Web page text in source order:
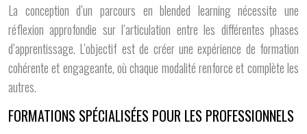
La conception d’un parcours en blended learning nécessite une
réflexion approfondie sur l’articulation entre les différentes phases
d’apprentissage. L’objectif est de créer une expérience de formation
cohérente et engageante, où chaque modalité renforce et complète les
autres.
FORMATIONS SPÉCIALISÉES POUR LES PROFESSIONNELS